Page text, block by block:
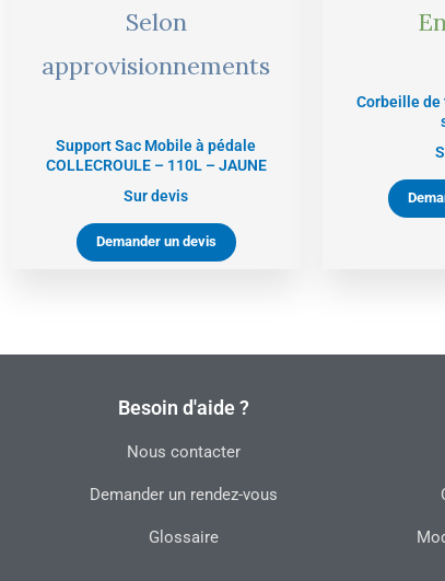
Selon
approvisionnements
Support Sac Mobile à pédale
COLLECROULE – 110L – JAUNE
Sur devis
Demander un devis
Corbeille
Besoin d'aide ?
Nous contacter
Demander un rendez-vous
Glossaire